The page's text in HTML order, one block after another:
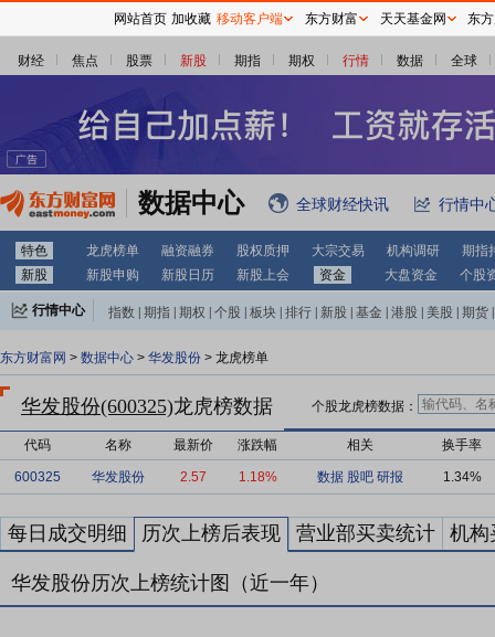
财经 焦点 股票 新股 期指 期权 行情 数据 全球
数据中心 全球财经快讯 行情中
特色 龙虎榜单 融资融券 股权质押 大宗交易 机构调研
期指
新股
新股申购 新股日历 新股上会 资金 大盘资金 个股
行情中心 指数 期指 期权 个股 板块 排行 新股 基金 港股 美股 期货
东方财富网 > 数据中心 > 华发股份 > 龙虎榜单
华发股份(600325)龙虎榜数据 个股龙虎榜数据：
代码 名称 最新价 涨跌幅 相关 换手率
600325 华发股份 2.57 1.18% 数据 股吧 研报 1.34%
每日成交明细 历次上榜后表现 营业部买卖统计 机构
华发股份历次上榜统计图（近一年）
网站首页 加收藏 移动客户端 东方财富 天天基金网 东